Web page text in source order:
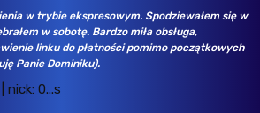
w trybie ekspresowym. Spodziewałem się w
w sobotę. Bardzo miła obsługa,
linku do płatności pomimo początkowych
Panie Dominiku).
nick: 0...s